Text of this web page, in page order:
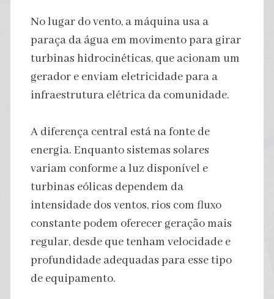
No lugar do vento, a máquina usa a
paraça da água em movimento para girar
turbinas hidrocinéticas, que acionam um
gerador e enviam eletricidade para a
infraestrutura elétrica da comunidade.
A diferença central está na fonte de
energia. Enquanto sistemas solares
variam conforme a luz disponível e
turbinas eólicas dependem da
intensidade dos ventos, rios com fluxo
constante podem oferecer geração mais
regular, desde que tenham velocidade e
profundidade adequadas para esse tipo
de equipamento.